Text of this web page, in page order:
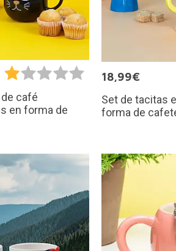
café
en forma de
18,99€
Set de tacitas
forma de